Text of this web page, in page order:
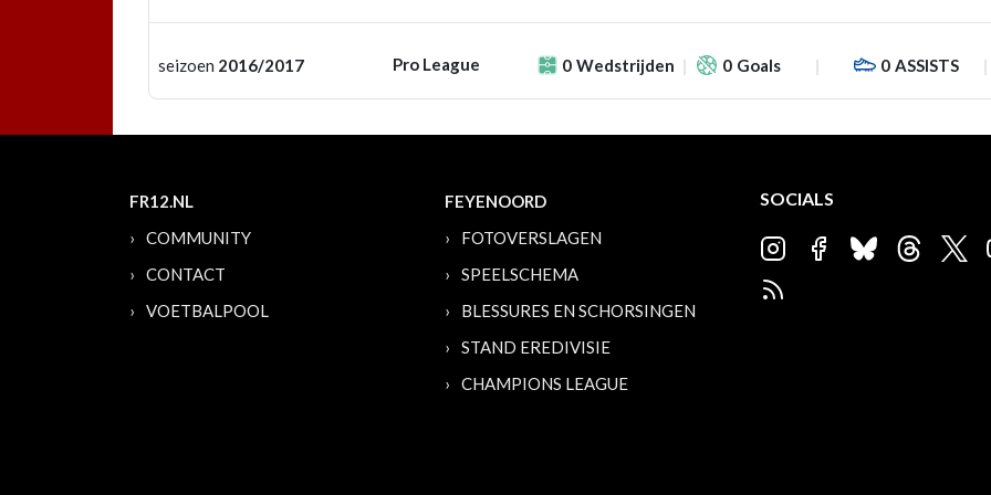
seizoen 2016/2017 Pro League 0 Wedstrijden 0 Goals 0 ASSISTS
FR12.NL
COMMUNITY
CONTACT
VOETBALPOOL
FEYENOORD
FOTOVERSLAGEN
SPEELSCHEMA
BLESSURES EN SCHORSINGEN
STAND EREDIVISIE
CHAMPIONS LEAGUE
SOCIALS